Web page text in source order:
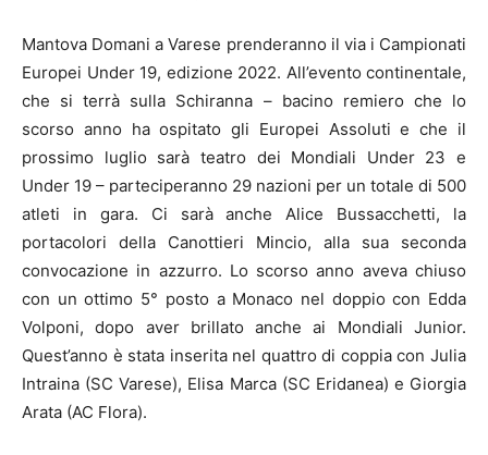
Mantova Domani a Varese prenderanno il via i Campionati
Europei Under 19, edizione 2022. All’evento continentale,
che si terrà sulla Schiranna – bacino remiero che lo
scorso anno ha ospitato gli Europei Assoluti e che il
prossimo luglio sarà teatro dei Mondiali Under 23 e
Under 19 – parteciperanno 29 nazioni per un totale di 500
atleti in gara. Ci sarà anche Alice Bussacchetti, la
portacolori della Canottieri Mincio, alla sua seconda
convocazione in azzurro. Lo scorso anno aveva chiuso
con un ottimo 5° posto a Monaco nel doppio con Edda
Volponi, dopo aver brillato anche ai Mondiali Junior.
Quest’anno è stata inserita nel quattro di coppia con Julia
Intraina (SC Varese), Elisa Marca (SC Eridanea) e Giorgia
Arata (AC Flora).